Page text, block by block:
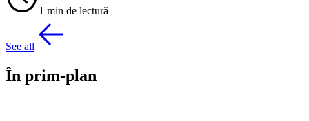
1 min de lectură
See all
În prim-plan